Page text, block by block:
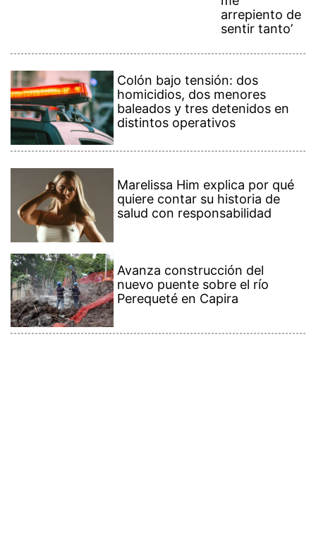
arrepiento de
sentir tanto’
Colón bajo tensión: dos
homicidios, dos menores
baleados y tres detenidos en
distintos operativos
Marelissa Him explica por qué
quiere contar su historia de
salud con responsabilidad
Avanza construcción del
nuevo puente sobre el río
Perequeté en Capira